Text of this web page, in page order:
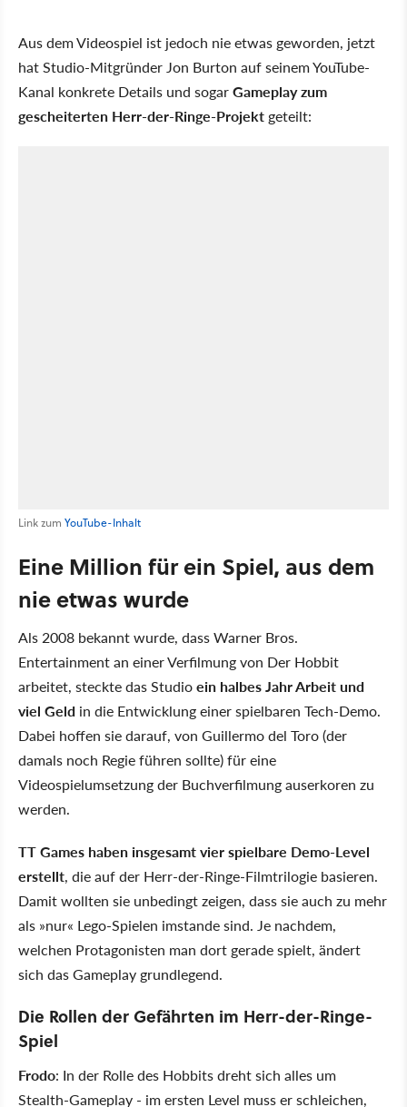
Aus dem Videospiel ist jedoch nie etwas geworden, jetzt
hat Studio-Mitgründer Jon Burton auf seinem YouTube-
Kanal konkrete Details und sogarGameplay zum
gescheiterten Herr-der-Ringe-Projekt geteilt:
Link zum YouTube-Inhalt
Eine Million für ein Spiel, aus dem
nie etwas wurde
Als 2008 bekannt wurde, dass Warner Bros.
Entertainment an einer Verfilmung von Der Hobbit
arbeitet, steckte das Studioein halbes Jahr Arbeit und
viel Geld in die Entwicklung einer spielbaren Tech-Demo.
Dabei hoffen sie darauf, von Guillermo del Toro (der
damals noch Regie führen sollte) für eine
Videospielumsetzung der Buchverfilmung auserkoren zu
werden.
TT Games haben insgesamt vier spielbare Demo-Level
erstellt, die auf der Herr-der-Ringe-Filmtrilogie basieren.
Damit wollten sie unbedingt zeigen, dass sie auch zu mehr
als »nur« Lego-Spielen imstande sind. Je nachdem,
welchen Protagonisten man dort gerade spielt, ändert
sich das Gameplay grundlegend.
Die Rollen der Gefährten im Herr-der-Ringe-
Spiel
Frodo: In der Rolle des Hobbits dreht sich alles um
Stealth-Gameplay - im ersten Level muss er schleichen,